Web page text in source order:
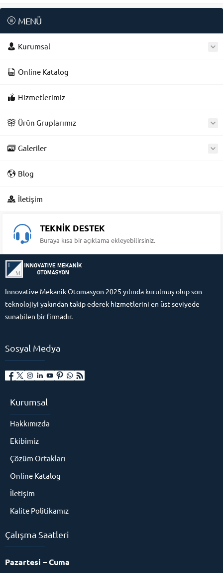
MENÜ
Kurumsal
Online Katalog
Hizmetlerimiz
Ürün Gruplarımız
Galeriler
Blog
İletişim
TEKNİK DESTEK
Buraya kısa bir açıklama ekleyebilirsiniz.
Innovative Mekanik Otomasyon 2025 yılında kurulmuş olup son
teknolojiyi yakından takip ederek hizmetlerini en üst seviyede
sunabilen bir firmadır.
Sosyal Medya
Kurumsal
Hakkımızda
Ekibimiz
Çözüm Ortakları
Online Katalog
İletişim
Kalite Politikamız
Çalışma Saatleri
Pazartesi – Cuma